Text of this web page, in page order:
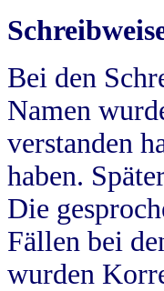
Bei den
Namen
verstanden
haben.
Die
Fällen bei
wurden